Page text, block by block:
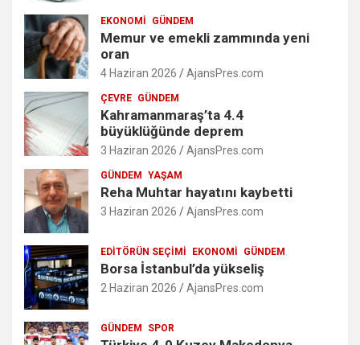
EKONOMI GÜNDEM
Memur ve emekli zammında yeni
oran
4 Haziran 2026 AjansPres.com
ÇEVRE GÜNDEM
Kahramanmaraş’ta 4.4
büyüklüğünde deprem
3 Haziran 2026 AjansPres.com
GÜNDEM YAŞAM
Reha Muhtar hayatını kaybetti
3 Haziran 2026 AjansPres.com
EDITÖRÜN SEÇIMI EKONOMI GÜNDEM
Borsa İstanbul’da yükseliş
2 Haziran 2026 AjansPres.com
GÜNDEM SPOR